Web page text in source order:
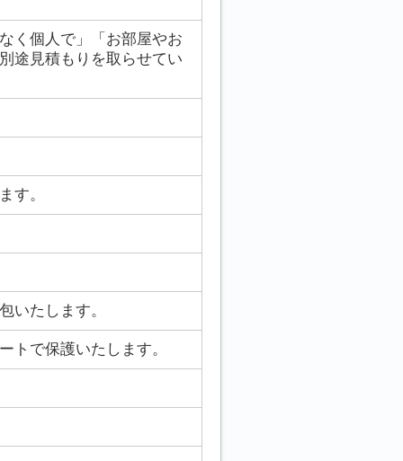
く個人で」「お部屋やお
途見積もりを取らせてい
す。
いたします。
トで保護いたします。